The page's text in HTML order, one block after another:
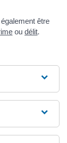
également être
ou délit.